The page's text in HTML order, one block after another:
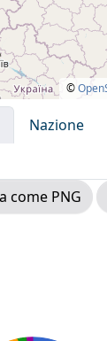
©
Nazione
come PNG